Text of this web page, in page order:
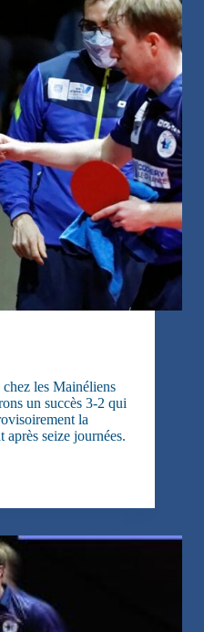
les Mainéliens
un succès 3-2 qui
la
seize journées.